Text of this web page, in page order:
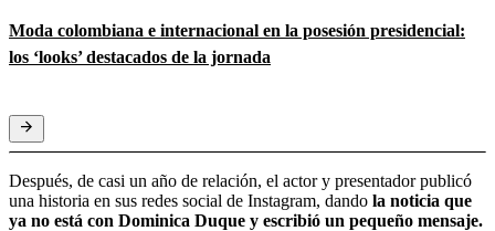
Moda colombiana e internacional en la posesión presidencial:
los ‘looks’ destacados de la jornada
Después, de casi un año de relación, el actor y presentador publicó
una historia en sus redes social de Instagram, dando la noticia que
ya no está con Dominica Duque y escribió un pequeño mensaje.